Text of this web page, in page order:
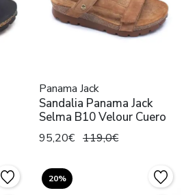
Panama Jack
Sandalia Panama Jack
Selma B10 Velour Cuero
95,20€ 119,0€
20%